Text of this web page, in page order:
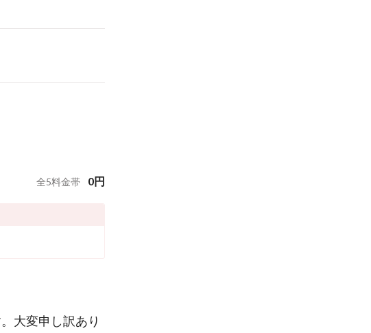
全5料金帯 0円
大変申し訳あり